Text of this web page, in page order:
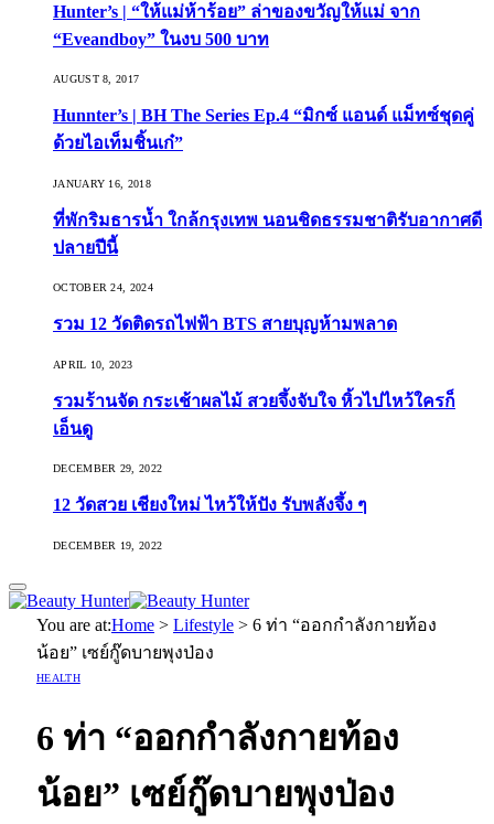
Hunter’s | “ให้แม่ห้าร้อย” ล่าของขวัญให้แม่ จาก
“Eveandboy” ในงบ 500 บาท
AUGUST 8, 2017
Hunnter’s | BH The Series Ep.4 “มิกซ์ แอนด์ แม็ทซ์ชุดคู่
ด้วยไอเท็มชิ้นเก๋”
JANUARY 16, 2018
ที่พักริมธารน้ำ ใกล้กรุงเทพ นอนชิดธรรมชาติรับอากาศดี
ปลายปีนี้
OCTOBER 24, 2024
รวม 12 วัดติดรถไฟฟ้า BTS สายบุญห้ามพลาด
APRIL 10, 2023
รวมร้านจัด กระเช้าผลไม้ สวยจึ้งจับใจ หิ้วไปไหว้ใครก็
เอ็นดู
DECEMBER 29, 2022
12 วัดสวย เชียงใหม่ ไหว้ให้ปัง รับพลังจึ้ง ๆ
DECEMBER 19, 2022
You are at:Home > Lifestyle > 6 ท่า “ออกกำลังกายท้อง
น้อย” เซย์กู๊ดบายพุงป่อง
HEALTH
6 ท่า “ออกกำลังกายท้อง
น้อย” เซย์กู๊ดบายพุงป่อง